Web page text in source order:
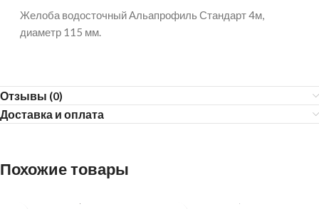
Желоба водосточный Альапрофиль Стандарт 4м,
диаметр 115 мм.
Отзывы (0)
Доставка и оплата
Похожие товары